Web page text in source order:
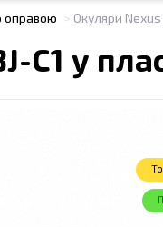
оправою Окуляри Nexus
C1 у